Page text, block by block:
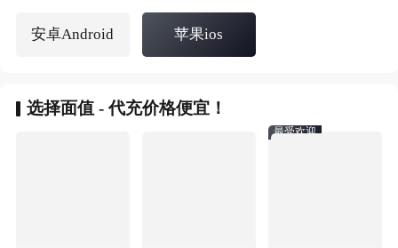
安卓Android 苹果ios
选择面值 - 代充价格便宜！
最受欢迎